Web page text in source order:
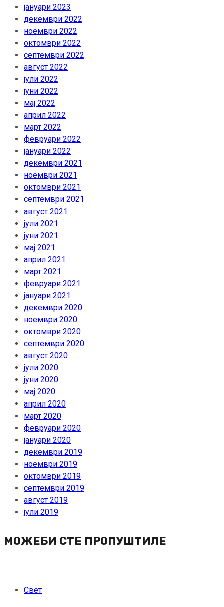
јануари 2023
декември 2022
ноември 2022
октомври 2022
септември 2022
август 2022
јули 2022
јуни 2022
мај 2022
април 2022
март 2022
февруари 2022
јануари 2022
декември 2021
ноември 2021
октомври 2021
септември 2021
август 2021
јули 2021
јуни 2021
мај 2021
април 2021
март 2021
февруари 2021
јануари 2021
декември 2020
ноември 2020
октомври 2020
септември 2020
август 2020
јули 2020
јуни 2020
мај 2020
април 2020
март 2020
февруари 2020
јануари 2020
декември 2019
ноември 2019
октомври 2019
септември 2019
август 2019
јули 2019
МОЖЕБИ СТЕ ПРОПУШТИЛЕ
Свет